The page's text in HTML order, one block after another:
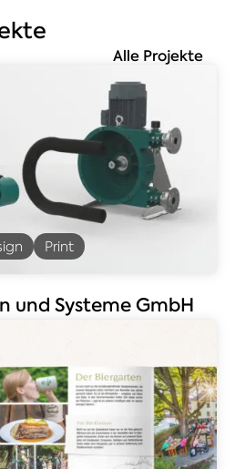
Alle Projekte
Print
und Systeme GmbH